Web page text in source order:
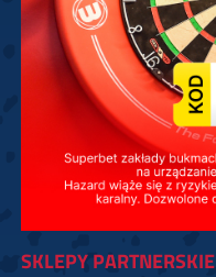
SKLEPY PARTNERSKIE